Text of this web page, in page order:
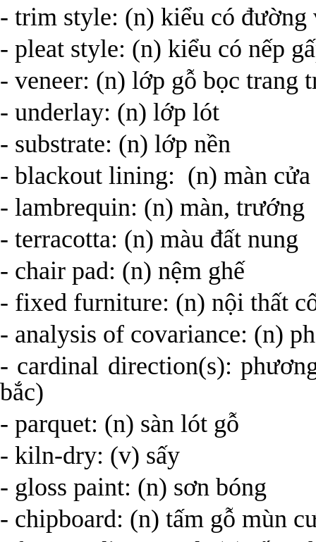
- trim style: (n) kiểu có
- pleat style: (n) kiểu có
- veneer: (n) lớp gỗ bọc
- underlay: (n) lớp lót
- substrate: (n) lớp nền
- blackout lining: (n) màn
- lambrequin: (n) màn, trướng
- terracotta: (n) màu đất nung
- chair pad: (n) nệm ghế
- fixed furniture: (n) nội
- analysis of covariance: (n)
- cardinal direction(s):
bắc)
- parquet: (n) sàn lót gỗ
- kiln-dry: (v) sấy
- gloss paint: (n) sơn bóng
- chipboard: (n) tấm gỗ mùn